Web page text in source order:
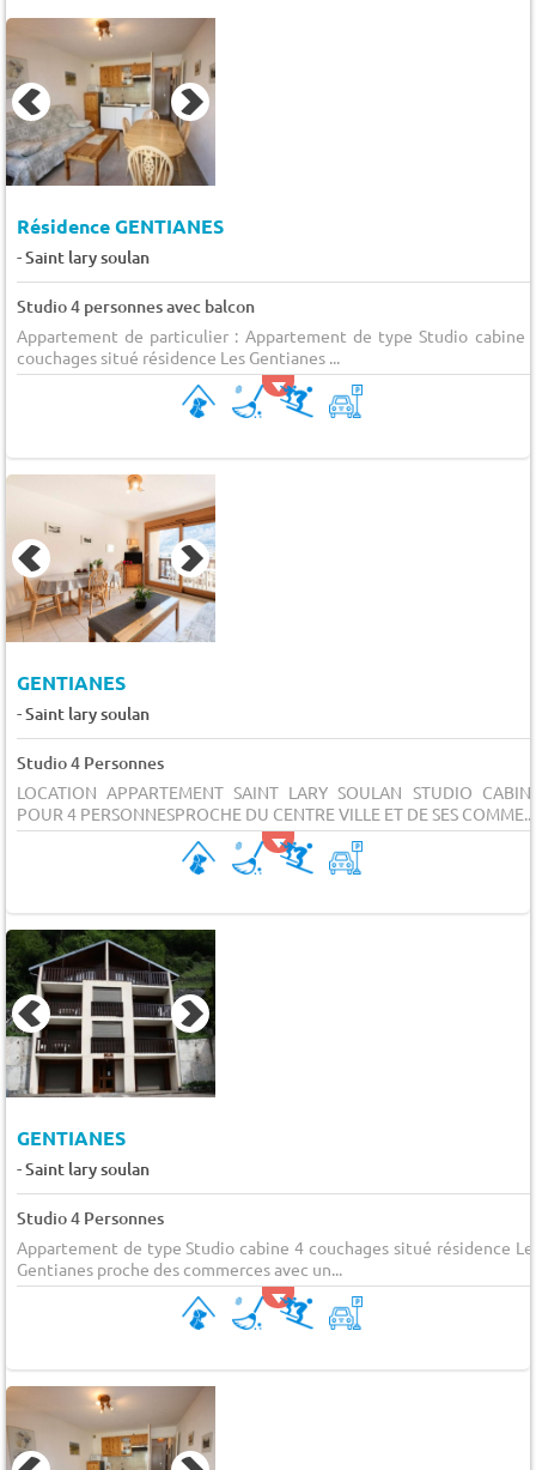
Résidence GENTIANES
-Saint lary soulan
Studio 4 personnes avec balcon
Appartement de particulier : Appartement de type Studio cabine
couchages situé résidence Les Gentianes ...
GENTIANES
-Saint lary soulan
Studio 4 Personnes
LOCATION APPARTEMENT SAINT LARY SOULAN STUDIO
POUR 4 PERSONNESPROCHE DU CENTRE VILLE ET DE SES COMME...
GENTIANES
-Saint lary soulan
Studio 4 Personnes
Appartement de type Studio cabine 4 couchages situé résidence
Gentianes proche des commerces avec un...